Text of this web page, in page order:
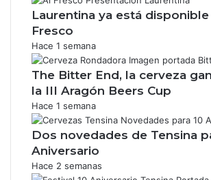
Laurentina ya está disponible
Fresco
Hace 1 semana
The Bitter End, la cerveza
la III Aragón Beers Cup
Hace 1 semana
Dos novedades de Tensina
Aniversario
Hace 2 semanas